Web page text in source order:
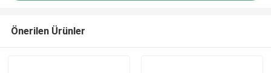
Önerilen Ürünler